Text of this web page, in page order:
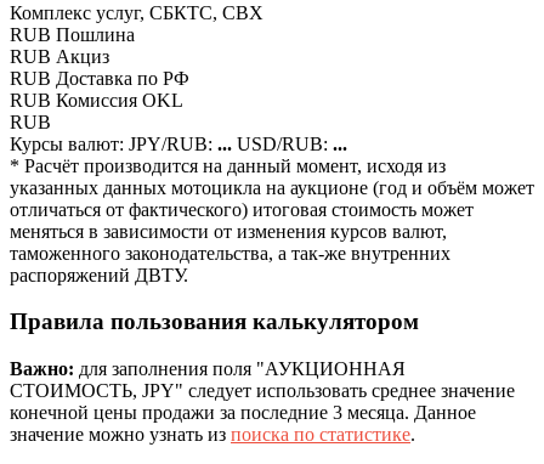
Комплекс услуг, СБКТС, СВХ
RUB Пошлина
RUB Акциз
RUB Доставка по РФ
RUB Комиcсия OKL
RUB
Курсы валют: JPY/RUB: ... USD/RUB: ...
* Расчёт производится на данный момент, исходя из
указанных данных мотоцикла на аукционе (год и объём может
отличаться от фактического) итоговая стоимость может
меняться в зависимости от изменения курсов валют,
таможенного законодательства, а так-же внутренних
распоряжений ДВТУ.
Правила пользования калькулятором
Важно: для заполнения поля "АУКЦИОННАЯ
СТОИМОСТЬ, JPY" следует использовать среднее значение
конечной цены продажи за последние 3 месяца. Данное
значение можно узнать из поиска по статистике.